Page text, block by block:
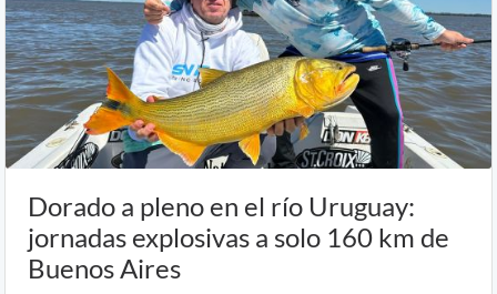
Dorado a pleno en el río Uruguay:
jornadas explosivas a solo 160 km de
Buenos Aires